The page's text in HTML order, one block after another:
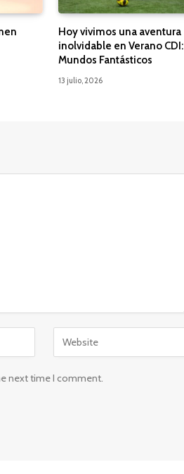
Hoy vivimos una aventura
inolvidable en Verano CDI:
Mundos Fantásticos
13 julio, 2026
next time I comment.